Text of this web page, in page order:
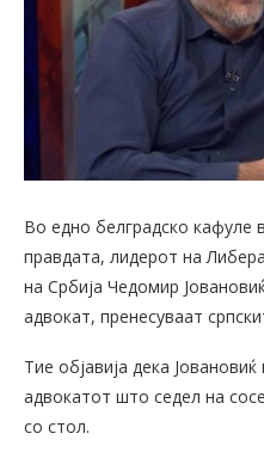
Во едно белградско кафуле
правдата, лидерот на
на Србија Чедомир
адвокат, пренесуваат
Тие објавија дека
адвокатот што седел на
со стол.